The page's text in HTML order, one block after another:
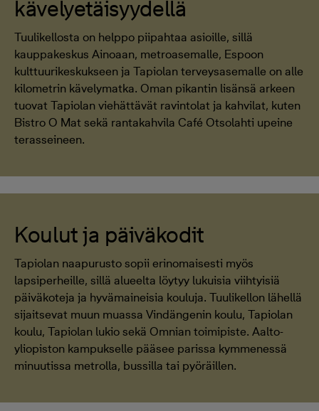
kävelyetäisyydellä
Tuulikellosta on helppo piipahtaa asioille, sillä
kauppakeskus Ainoaan, metroasemalle, Espoon
kulttuurikeskukseen ja Tapiolan terveysasemalle on alle
kilometrin kävelymatka. Oman pikantin lisänsä arkeen
tuovat Tapiolan viehättävät ravintolat ja kahvilat, kuten
Bistro O Mat sekä rantakahvila Café Otsolahti upeine
terasseineen.
Koulut ja päiväkodit
Tapiolan naapurusto sopii erinomaisesti myös
lapsiperheille, sillä alueelta löytyy lukuisia viihtyisiä
päiväkoteja ja hyvämaineisia kouluja. Tuulikellon lähellä
sijaitsevat muun muassa Vindängenin koulu, Tapiolan
koulu, Tapiolan lukio sekä Omnian toimipiste. Aalto-
yliopiston kampukselle pääsee parissa kymmenessä
minuutissa metrolla, bussilla tai pyöräillen.